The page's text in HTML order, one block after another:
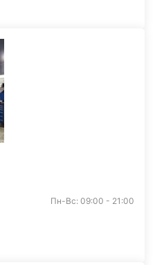
Пн-Вс: 09:00 - 21:00